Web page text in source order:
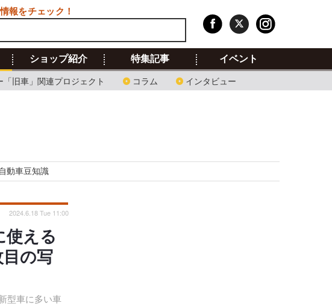
「旧車」関連プロジェクト コラム インタビュー
ショップ紹介 特集記事 イベント
自動車豆知識
使える
の写
型車に多い車
2024.6.18 Tue 11:00
報をチェック！